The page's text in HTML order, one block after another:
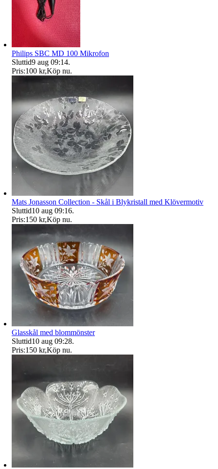
Philips SBC MD 100 Mikrofon
Sluttid9 aug 09:14.
Pris:100 kr,Köp nu.
Mats Jonasson Collection - Skål i Blykristall med Klövermotiv
Sluttid10 aug 09:16.
Pris:150 kr,Köp nu.
Glasskål med blommönster
Sluttid10 aug 09:28.
Pris:150 kr,Köp nu.